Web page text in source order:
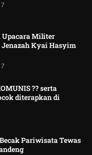
Upacara Militer
Kyai Hasyim
?? serta
diterapkan di
Pariwisata Tewas